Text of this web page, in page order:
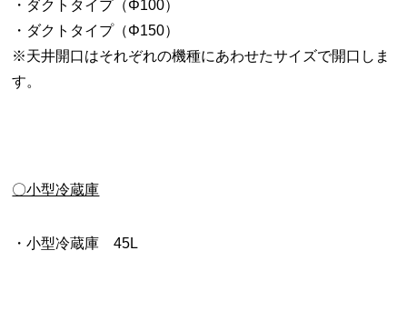
・ダクトタイプ（Φ100）
・ダクトタイプ（Φ150）
※天井開口はそれぞれの機種にあわせたサイズで開口しま
す。
〇小型冷蔵庫
・小型冷蔵庫 45L